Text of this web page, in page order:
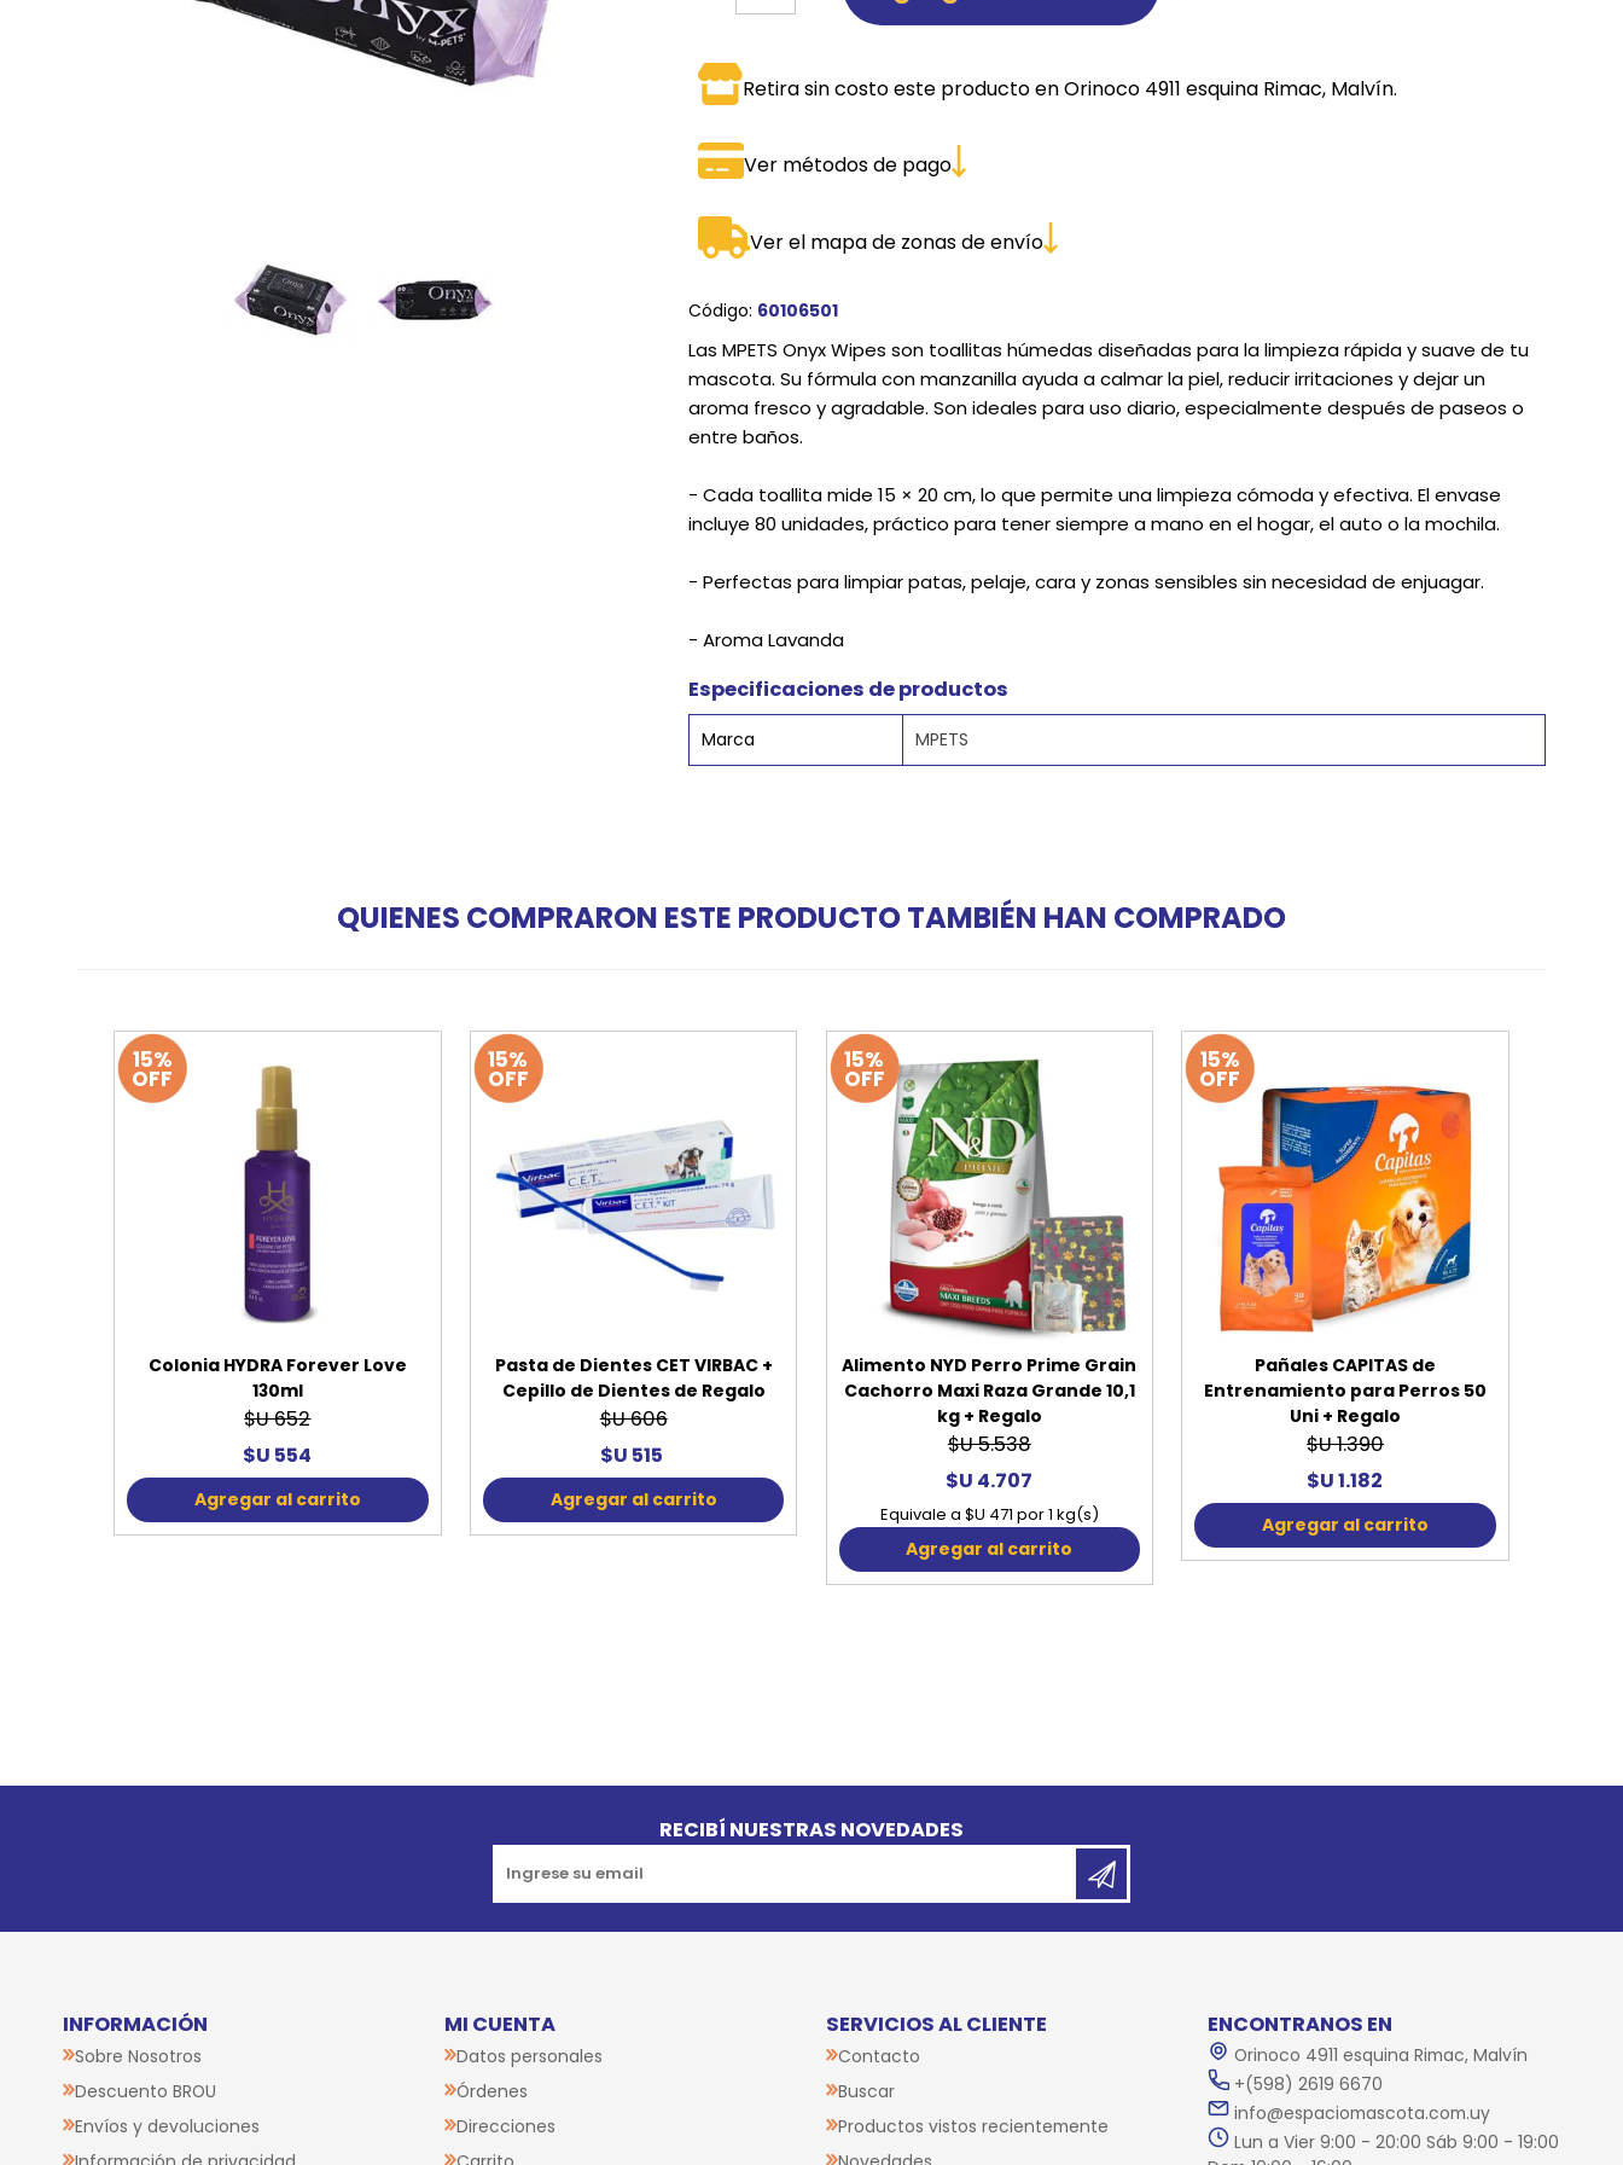
JUGUETES
COMEDEROS Y BEBEDEROS
TRANSPORTADORAS
CAMAS THREE DOGS
Ver todas
Retira sin costo este producto en Orinoco 4911 esquina Rimac, Malvín.
Ver métodos de pago
Ver el mapa de zonas de envío
Código: 60106501
Las MPETS Onyx Wipes son toallitas húmedas diseñadas para la limpieza rápida y suave de tu
mascota. Su fórmula con manzanilla ayuda a calmar la piel, reducir irritaciones y dejar un
aroma fresco y agradable. Son ideales para uso diario, especialmente después de paseos o
entre baños.
- Cada toallita mide 15 × 20 cm, lo que permite una limpieza cómoda y efectiva. El envase
incluye 80 unidades, práctico para tener siempre a mano en el hogar, el auto o la mochila.
- Perfectas para limpiar patas, pelaje, cara y zonas sensibles sin necesidad de enjuagar.
- Aroma Lavanda
Especificaciones de productos
Marca MPETS
QUIENES COMPRARON ESTE PRODUCTO TAMBIÉN HAN COMPRADO
15%
OFF
Colonia HYDRA Forever Love
130ml
$U 652
$U 554
Agregar al carrito
15%
OFF
Pasta de Dientes CET VIRBAC +
Cepillo de Dientes de Regalo
$U 606
$U 515
Agregar al carrito
15%
OFF
Alimento NYD Perro Prime Grain
Cachorro Maxi Raza Grande 10,1
kg + Regalo
$U 5.538
$U 4.707
Equivale a $U 471 por 1 kg(s)
Agregar al carrito
15%
OFF
Pañales CAPITAS de
Entrenamiento para Perros 50
Uni + Regalo
$U 1.390
$U 1.182
Agregar al carrito
RECIBÍ NUESTRAS NOVEDADES
INFORMACIÓN
Sobre Nosotros
Descuento BROU
Envíos y devoluciones
MI CUENTA
Datos personales
Órdenes
Direcciones
SERVICIOS AL CLIENTE
Contacto
Buscar
Productos vistos recientemente
ENCONTRANOS EN
Orinoco 4911 esquina Rimac, Malvín
+(598) 2619 6670
info@espaciomascota.com.uy
Lun a Vier 9:00 - 20:00 Sáb 9:00 - 19:00